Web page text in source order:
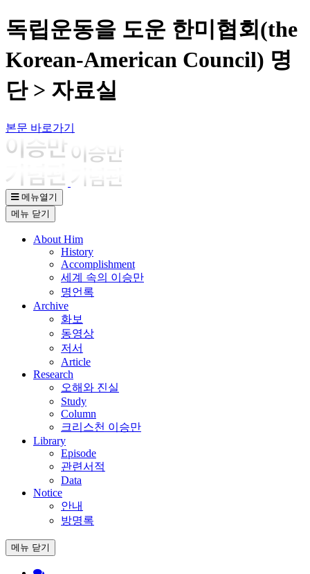
독립운동을 도운 한미협회(the
Korean-American Council) 명
단 > 자료실
본문 바로가기
메뉴열기
메뉴 닫기
About Him
History
Accomplishment
세계 속의 이승만
명언록
Archive
화보
동영상
저서
Article
Research
오해와 진실
Study
Column
크리스천 이승만
Library
Episode
관련서적
Data
Notice
안내
방명록
메뉴 닫기